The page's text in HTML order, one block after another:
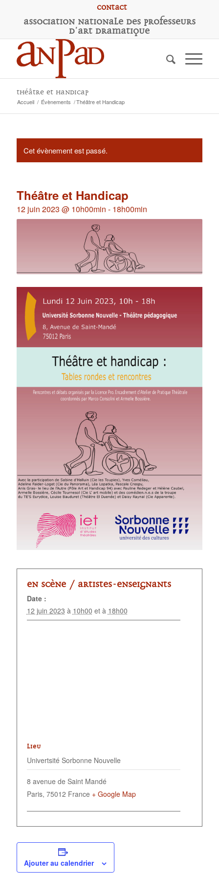
Contact
Association Nationale des Professeurs
d'Art Dramatique
Théâtre et Handicap
Accueil / Évènements /Théâtre et Handicap
Cet évènement est passé.
Théâtre et Handicap
12 juin 2023 @ 10h00min - 18h00min
En scène / Artistes-enseignants
Date :
12 juin 2023 à 10h00 et à 18h00
LIEU
Univertsité Sorbonne Nouvelle
8 avenue de Saint Mandé
Paris, 75012 France + Google Map
Ajouter au calendrier